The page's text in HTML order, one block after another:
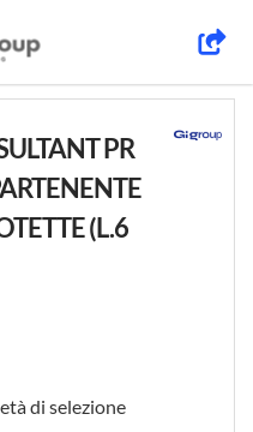
PR
(L.6
di selezione